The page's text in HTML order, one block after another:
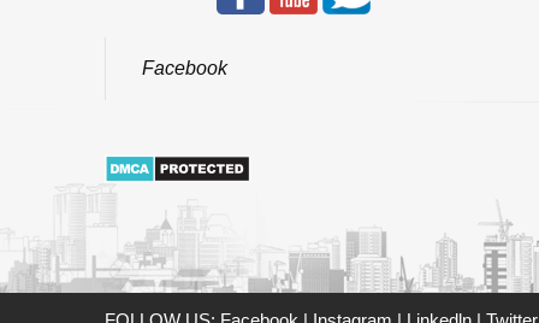
Facebook